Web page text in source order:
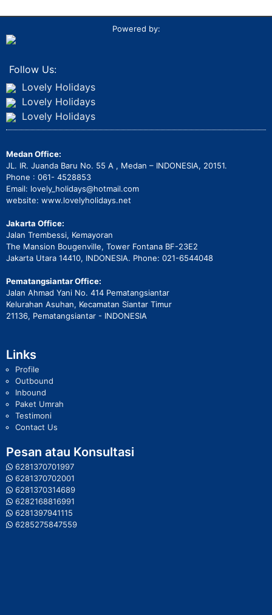
Powered by:
Follow Us:
Lovely Holidays
Lovely Holidays
Lovely Holidays
Medan Office:
JL. IR. Juanda Baru No. 55 A , Medan – INDONESIA, 20151.
Phone : 061- 4528853
Email: lovely_holidays@hotmail.com
website: www.lovelyholidays.net
Jakarta Office:
Jalan Trembessi, Kemayoran
The Mansion Bougenville, Tower Fontana BF-23E2
Jakarta Utara 14410, INDONESIA. Phone: 021-6544048
Pematangsiantar Office:
Jalan Ahmad Yani No. 414 Pematangsiantar
Kelurahan Asuhan, Kecamatan Siantar Timur
21136, Pematangsiantar - INDONESIA
Links
Profile
Outbound
Inbound
Paket Umrah
Testimoni
Contact Us
Pesan atau Konsultasi
6281370701997
6281370702001
6281370314689
6282168816991
6281397941115
6285275847559